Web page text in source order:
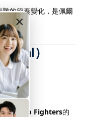
×
的節奏變化，是佩爾
）
成為 Foo Fighters的